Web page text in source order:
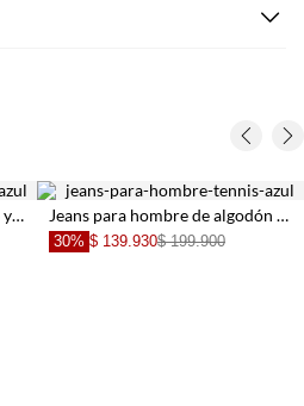
Jean skinny con lavado medio y desgaste suave en denim azul para hombre Jeans para hombre de algodón azul medio fit nudy con lavado desgastado suave
30% $ 139.930$ 199.900